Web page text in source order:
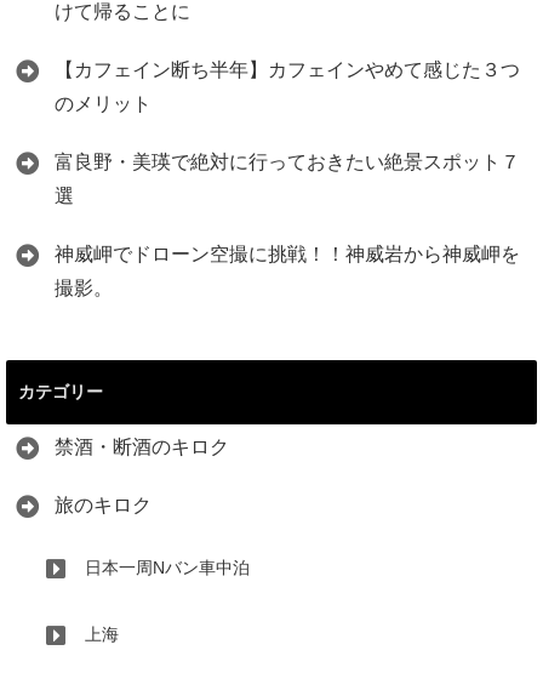
けて帰ることに
【カフェイン断ち半年】カフェインやめて感じた３つ
のメリット
富良野・美瑛で絶対に行っておきたい絶景スポット７
選
神威岬でドローン空撮に挑戦！！神威岩から神威岬を
撮影。
カテゴリー
禁酒・断酒のキロク
旅のキロク
日本一周Nバン車中泊
上海